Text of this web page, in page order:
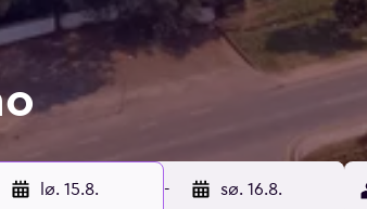
lø. 15.8. - sø. 16.8.